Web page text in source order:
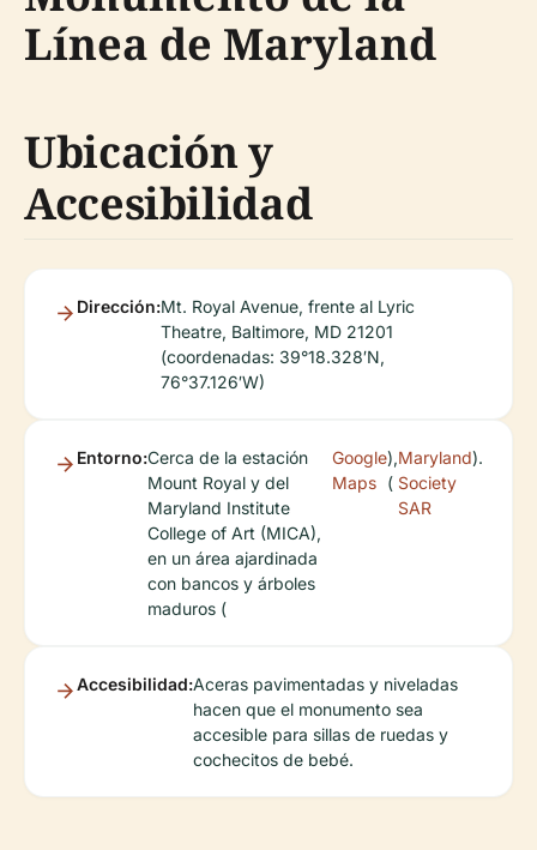
Línea de Maryland
Ubicación y
Accesibilidad
Dirección:Mt. Royal Avenue, frente al Lyric
Theatre, Baltimore, MD 21201
(coordenadas: 39°18.328′N,
76°37.126′W)
Entorno:Cerca de la estación
Mount Royal y del
Maryland Institute
College of Art (MICA),
en un área ajardinada
con bancos y árboles
maduros (
Google
Maps
),
(
Maryland
Society
SAR
).
Accesibilidad:Aceras pavimentadas y niveladas
hacen que el monumento sea
accesible para sillas de ruedas y
cochecitos de bebé.